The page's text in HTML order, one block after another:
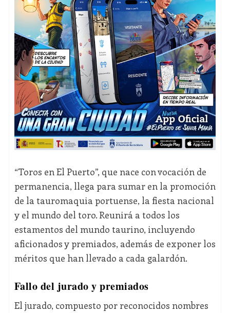
“Toros en El Puerto”, que nace con vocación de
permanencia, llega para sumar en la promoción
de la tauromaquia portuense, la fiesta nacional
y el mundo del toro. Reunirá a todos los
estamentos del mundo taurino, incluyendo
aficionados y premiados, además de exponer los
méritos que han llevado a cada galardón.
Fallo del jurado y premiados
El jurado, compuesto por reconocidos nombres